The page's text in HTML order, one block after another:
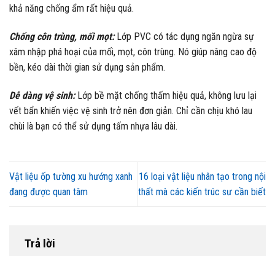
khả năng chống ẩm rất hiệu quả.
Chống côn trùng, mối mọt:Lớp PVC có tác dụng ngăn ngừa sự
xâm nhập phá hoại của mối, mọt, côn trùng. Nó giúp nâng cao độ
bền, kéo dài thời gian sử dụng sản phẩm.
Dễ dàng vệ sinh:Lớp bề mặt chống thấm hiệu quả, không lưu lại
vết bẩn khiến việc vệ sinh trở nên đơn giản. Chỉ cần chịu khó lau
chùi là bạn có thể sử dụng tấm nhựa lâu dài.
Vật liệu ốp tường xu hướng xanh
đang được quan tâm
16 loại vật liệu nhân tạo trong nội
thất mà các kiến trúc sư cần biết
Trả lời